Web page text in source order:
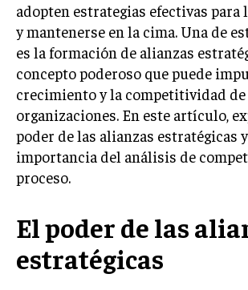
LIFESTYLE
MARKETING
ESTRATEGIAS DE MARKETING
AGENCIAS DE MARKETING
VENTA DE ENLACES
MARKETING DIGITAL
adopten estrategias efectivas
y mantenerse en la cima. Una de
es la formación de alianzas
concepto poderoso que puede
crecimiento y la competitividad de
organizaciones. En este artículo,
poder de las alianzas estratégicas
importancia del análisis de
proceso.
El poder de las
estratégicas